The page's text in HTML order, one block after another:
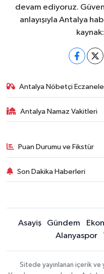
devam ediyoruz.
anlayışıyla Antalya
Antalya Nöbetçi
Antalya Namaz Vakitleri
Puan Durumu ve Fikstür
Son Dakika Haberleri
Asayiş Gündem
Alanyaspor
Sitede yayınlanan içerik ve